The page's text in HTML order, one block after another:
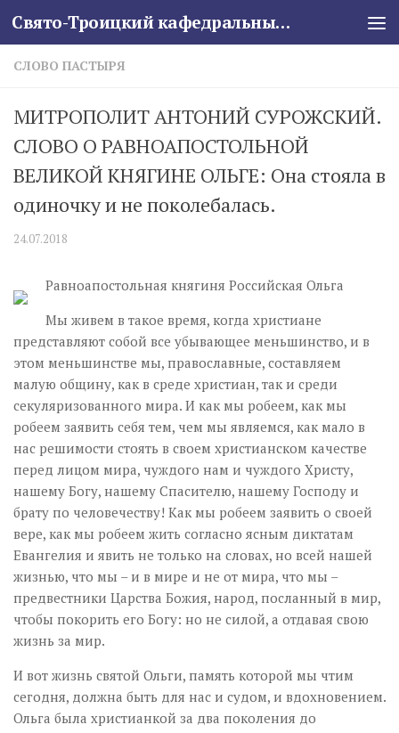
Skip to content Свято-Троицкий кафедральный собор
СЛОВО ПАСТЫРЯ
МИТРОПОЛИТ АНТОНИЙ СУРОЖСКИЙ.
СЛОВО О РАВНОАПОСТОЛЬНОЙ
ВЕЛИКОЙ КНЯГИНЕ ОЛЬГЕ: Она стояла в
одиночку и не поколебалась.
24.07.2018
Равноапостольная княгиня Российская Ольга
Мы живем в такое время, когда христиане
представляют собой все убывающее меньшинство, и в
этом меньшинстве мы, православные, составляем
малую общину, как в среде христиан, так и среди
секуляризованного мира. И как мы робеем, как мы
робеем заявить себя тем, чем мы являемся, как мало в
нас решимости стоять в своем христианском качестве
перед лицом мира, чуждого нам и чуждого Христу,
нашему Богу, нашему Спасителю, нашему Господу и
брату по человечеству! Как мы робеем заявить о своей
вере, как мы робеем жить согласно ясным диктатам
Евангелия и явить не только на словах, но всей нашей
жизнью, что мы – и в мире и не от мира, что мы –
предвестники Царства Божия, народ, посланный в мир,
чтобы покорить его Богу: но не силой, а отдавая свою
жизнь за мир.
И вот жизнь святой Ольги, память которой мы чтим
сегодня, должна быть для нас и судом, и вдохновением.
Ольга была христианкой за два поколения до